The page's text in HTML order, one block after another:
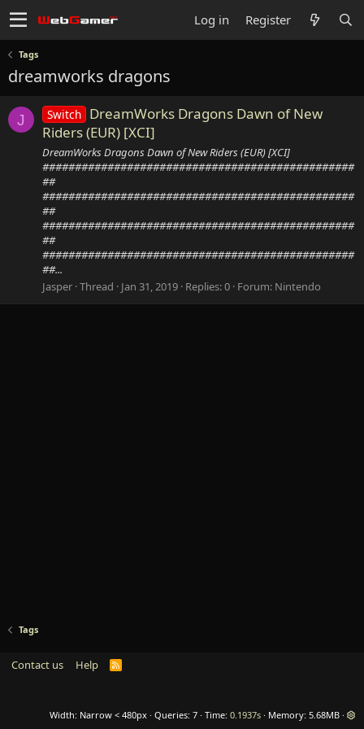
Log in Register
Tags
dreamworks dragons
J Switch DreamWorks Dragons Dawn of New
Riders (EUR) [XCI]
DreamWorks Dragons Dawn of New Riders (EUR) [XCI]
################################################
##
################################################
##
################################################
##
################################################
##...
Jasper Thread Jan 31, 2019 Replies: 0 Forum: Nintendo
Tags
Contact us Help
R
Width Queries 7 Time 0.1937s Memory 5.68MB